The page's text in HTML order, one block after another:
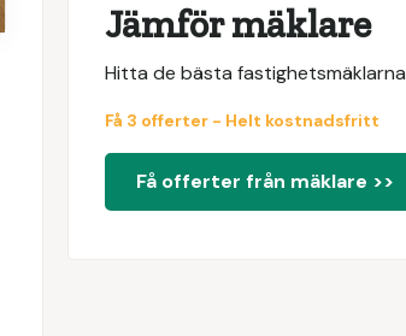
Jämför mäklare
Hitta de bästa fastighetsmäklarna
Få 3 offerter - Helt kostnadsfritt
Få offerter från mäklare >>